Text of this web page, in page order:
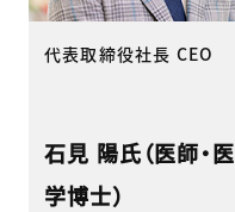
代表取締役社長 CEO
石見 陽氏（医師・医
学博士）